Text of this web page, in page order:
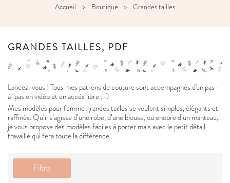
Accueil Boutique Grandes tailles
GRANDES TAILLES, PDF
Lancez-vous ! Tous mes patrons de couture sont accompagnés d'un pas-
à-pas en vidéo et en accès libre ;-)
Mes modèles pour femme grandes tailles se veulent simples, élégants et
raffinés. Qu’il s’agisse d’une robe, d’une blouse, ou encore d’un manteau,
je vous propose des modèles faciles à porter mais avec le petit détail
travaillé qui fera toute la différence.
Filtre